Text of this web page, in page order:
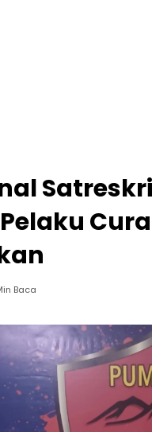
Baca